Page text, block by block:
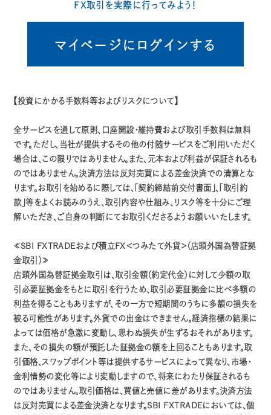
FX取引を実際に行ってみよう！
マイページにログインする
【投資にかかる手数料等およびリスクについて】
全サービスを通して原則、口座開設・維持費および取引手数料は無料
です。ただし、当社が提供するその他の付随サービスをご利用いただく
場合は、この限りではありません。また、元本および利益が保証されるも
のではありません。決済方法は反対売買による差金決済での清算とな
ります。お取引を始めるに際しては、「契約締結前交付書面」、「取引約
款」等をよくお読みのうえ、取引内容や仕組み、リスク等を十分にご理
解いただき、ご自身の判断にてお取引くださるようお願いいたします。
≪SBI FXTRADEおよび積立FX＜つみたて外貨＞（店頭外国為替証拠
金取引）≫
店頭外国為替証拠金取引は、取引金額（約定代金）に対して少額の取
引必要証拠金をもとに取引を行うため、取引必要証拠金に比べ多額の
利益を得ることもありますが、その一方で短期間のうちに多額の損失を
被る可能性があります。外貨での出金はできません。経済指標の結果に
よっては価格が急激に変動し、思わぬ損失が生ずるおそれがあります。
また、その損失の額が預託した証拠金の額を上回ることもあります。取
引価格、スワップポイント等は提供するサービスによって異なり、市場・
金利情勢の変化等により変動しますので、将来にわたり保証されるも
のではありません。取引価格は、買値と売値に差があります。決済方法
は反対売買による差金決済となります。SBI FXTRADEにおいては、個